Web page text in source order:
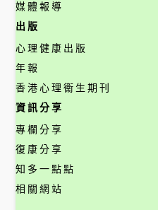
媒體報導
出版
心理健康出版
年報
香港心理衞生期刊
資訊分享
專欄分享
復康分享
知多一點點
相關網站